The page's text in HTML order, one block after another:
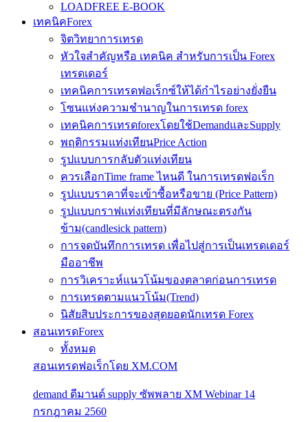
LOADFREE E-BOOK
เทคนิคForex
จิตวิทยาการเทรด
หัวใจสำคัญหรือ เทคนิค สำหรับการเป็น Forex
เทรดเดอร์
เทคนิคการเทรดฟอเร็กซ์ให้ได้กำไรอย่างยั่งยืน
โซนแห่งความชำนาญในการเทรด forex
เทคนิคการเทรดforexโดยใช้DemandและSupply
พฤติกรรมแท่งเทียนPrice Action
รูปแบบการกลับตัวแท่งเทียน
ควรเลือกTime frame ไหนดี ในการเทรดฟอเร็ก
รูปแบบราคาที่จะเข้าซื้อหรือขาย (Price Pattern)
รูปแบบกราฟแท่งเทียนที่มีลักษณะตรงกัน
ข้าม(candlesick pattern)
การจดบันทึกการเทรด เพื่อไปสู่การเป็นเทรดเดอร์
มืออาชีพ
การวิเคราะห์แนวโน้มของตลาดก่อนการเทรด
การเทรดตามแนวโน้ม(Trend)
นิสัยสิบประการของสุดยอดนักเทรด Forex
สอนเทรดForex
ทั้งหมด
สอนเทรดฟอเร็กโดย XM.COM
demand ดีมานด์ supply ซัพพลาย XM Webinar 14
กรกฎาคม 2560